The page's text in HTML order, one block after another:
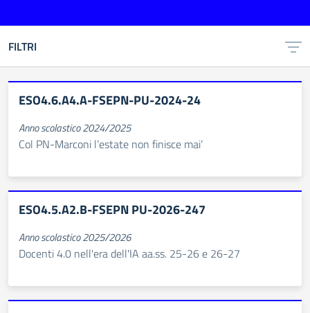
FILTRI
ESO4.6.A4.A-FSEPN-PU-2024-24
Anno scolastico 2024/2025
Col PN-Marconi l’estate non finisce mai’
ESO4.5.A2.B-FSEPN PU-2026-247
Anno scolastico 2025/2026
Docenti 4.0 nell'era dell'IA aa.ss. 25-26 e 26-27